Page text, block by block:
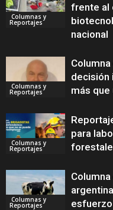
Columnas y
Reportajes
frente al
nacional
Columnas y
Reportajes
decisión
más que
Columnas y
Reportajes
para
Columnas y
Reportajes